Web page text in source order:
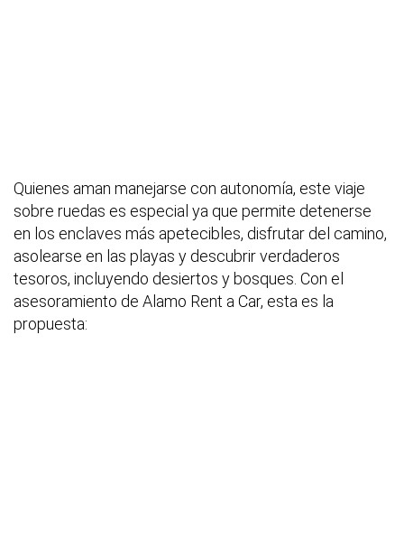
Quienes aman manejarse con autonomía, este viaje
sobre ruedas es especial ya que permite detenerse
en los enclaves más apetecibles, disfrutar del camino,
asolearse en las playas y descubrir verdaderos
tesoros, incluyendo desiertos y bosques. Con el
asesoramiento de Alamo Rent a Car, esta es la
propuesta: